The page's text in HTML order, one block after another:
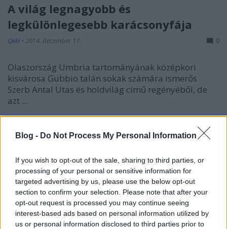
Blog - Do Not Process My Personal Information
If you wish to opt-out of the sale, sharing to third parties, or
processing of your personal or sensitive information for
targeted advertising by us, please use the below opt-out
section to confirm your selection. Please note that after your
opt-out request is processed you may continue seeing
interest-based ads based on personal information utilized by
us or personal information disclosed to third parties prior to
A világ legnagyobb és
legkülönlegesebb karácsonyfája
Qeki • 2014. december 17. 0
Olaszország Umbria tartományának középkori
kisvárosa Gubbio talán sokak számára ismerős
Szerb Antal Utas és holdvilág című regényéből, de
azt ...
A világ 15 legszebb metróállomása
Metró - föld alatti világ - szemét, zaj, tömeg - az első
dolgok, amik eszünkbe jutnak a metró szó hallatán.
Az építészet semmikép sem. Van ...
Sírkertek a nagyvilágban